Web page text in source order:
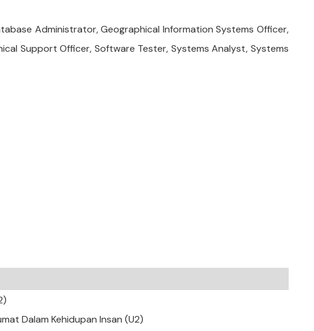
Administrator, Geographical Information Systems Officer,
Support Officer, Software Tester, Systems Analyst, Systems
Dalam Kehidupan Insan (U2)